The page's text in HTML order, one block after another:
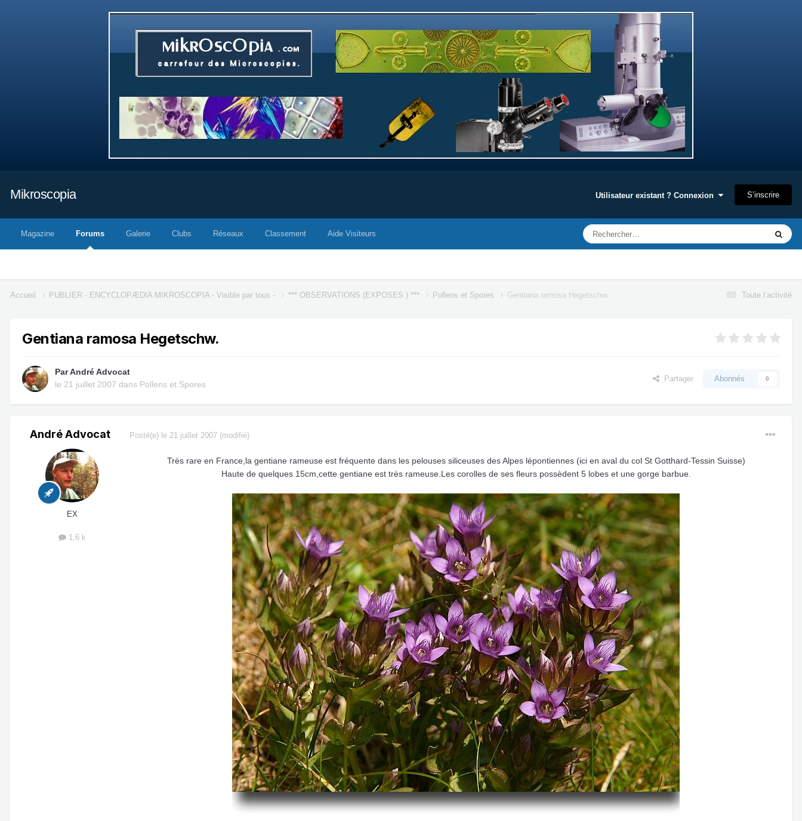
Mikroscopia Utilisateur existant ? Connexion S’inscrire
Magazine Forums Galerie Clubs Réseaux Classement Aide Visiteurs
Toute l’activité
Accueil PUBLIER - ENCYCLOPÆDIA MIKROSCOPIA - Visible par tous - *** OBSERVATIONS (EXPOSES ) *** Pollens et Spores Gentiana ramosa Hegetschw.
Gentiana ramosa Hegetschw.
ParAndré Advocat
le 21 juillet 2007 dans Pollens et Spores
Partager Abonnés 0
André Advocat
EX
1,6 k
Posté(e) le 21 juillet 2007 (modifié)
Très rare en France,la gentiane rameuse est fréquente dans les pelouses siliceuses des Alpes lépontiennes (ici en aval du col St Gotthard-Tessin Suisse)
Haute de quelques 15cm,cette gentiane est très rameuse.Les corolles de ses fleurs possèdent 5 lobes et une gorge barbue.